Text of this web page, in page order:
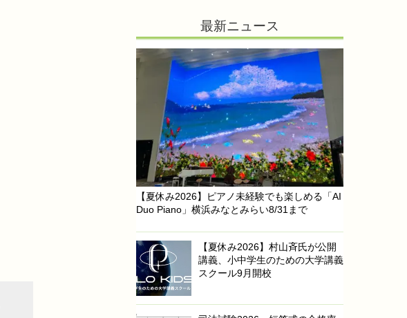
最新ニュース
【夏休み2026】ピアノ未経験でも楽しめる「AI
Duo Piano」横浜みなとみらい8/31まで
【夏休み2026】村山斉氏が公開
講義、小中学生のための大学講義
スクール9月開校